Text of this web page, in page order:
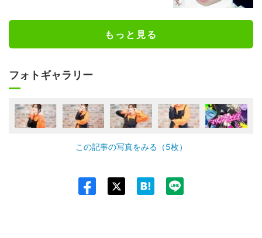
もっと見る
フォトギャラリー
この記事の写真をみる（5枚）